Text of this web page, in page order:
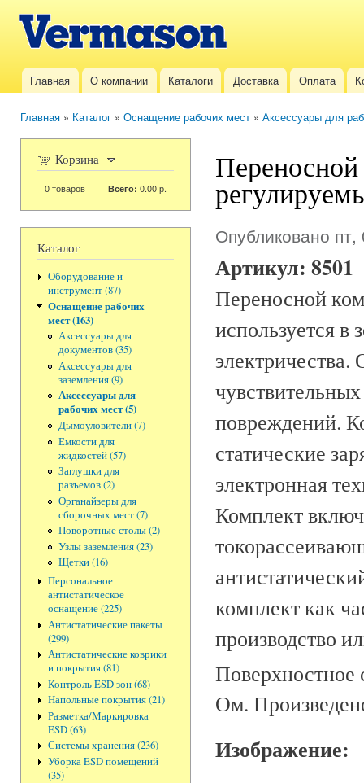
Vermason.ru
Главное меню
Главная О компании Каталоги Доставка Оплата
Главная » Каталог » Оснащение рабочих мест » Аксессуары для
Корзина
0товаров Всего: 0.00 р.
Каталог
Оборудование и
инструмент (87)
Оснащение рабочих
мест (163)
Аксессуары для
документов (35)
Аксессуары для
заземления (9)
Аксессуары для
рабочих мест (5)
Дымоуловители (7)
Емкости для
жидкостей (57)
Заглушки для
разъемов (2)
Органайзеры для
сборочных мест (7)
Поворотные столы (2)
Узлы заземления (23)
Щетки (16)
Персональное
антистатическое
оснащение (225)
Антистатические пакеты
(299)
Антистатические коврики
и покрытия (81)
Контроль ESD зон (68)
Напольные покрытия (21)
Разметка/Маркировка
ESD (63)
Системы хранения (236)
Уборка ESD помещений
(35)
Переносной
Опубликовано
Артикул: 8501
Переносной
используется в
повреждений.
статические
электронная
Комплект
комплект как
производство
Поверхностное
Ом.
Изображение: